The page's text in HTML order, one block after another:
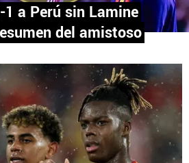
1 a Perú sin Lamine
del amistoso